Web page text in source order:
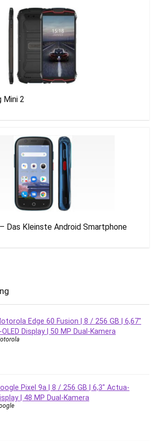
Mini 2
Das Kleinste Android Smartphone
Edge 60 Fusion | 8 / 256 GB | 6,67″
OLED Display | 50 MP Dual-Kamera
Pixel 9a | 8 / 256 GB | 6,3″ Actua-
| 48 MP Dual-Kamera